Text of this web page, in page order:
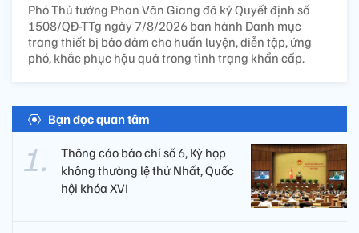
Phó Thủ tướng Phan Văn Giang đã ký Quyết định số
1508/QĐ-TTg ngày 7/8/2026 ban hành Danh mục
trang thiết bị bảo đảm cho huấn luyện, diễn tập, ứng
phó, khắc phục hậu quả trong tình trạng khẩn cấp.
Bạn đọc quan tâm
Thông cáo báo chí số 6, Kỳ họp
không thường lệ thứ Nhất, Quốc
hội khóa XVI